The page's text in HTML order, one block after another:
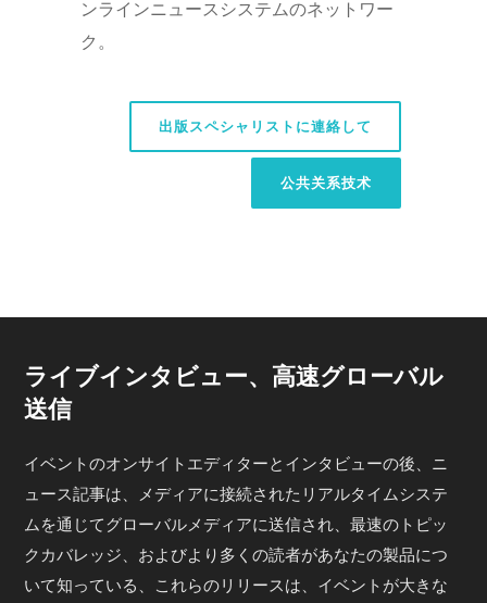
ンラインニュースシステムのネットワー
ク。
出版スペシャリストに連絡して
公共关系技术
ライブインタビュー、高速グローバル
送信
イベントのオンサイトエディターとインタビューの後、ニ
ュース記事は、メディアに接続されたリアルタイムシステ
ムを通じてグローバルメディアに送信され、最速のトピッ
クカバレッジ、およびより多くの読者があなたの製品につ
いて知っている、これらのリリースは、イベントが大きな